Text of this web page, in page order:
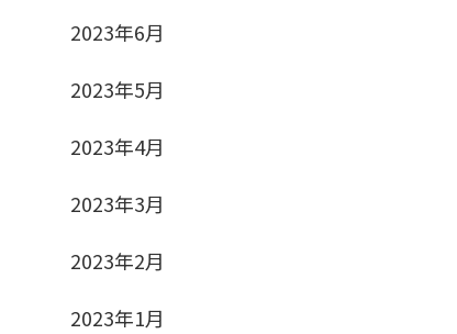
2023年6月
2023年5月
2023年4月
2023年3月
2023年2月
2023年1月